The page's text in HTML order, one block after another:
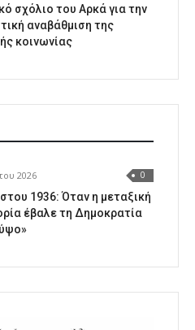
σχόλιο του Αρκά για την
αναβάθμιση της
κοινωνίας
2026 0
1936: Όταν η μεταξική
έβαλε τη Δημοκρατία